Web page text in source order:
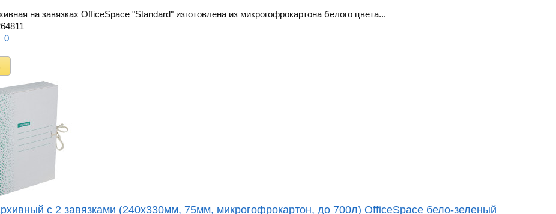
на завязках OfficeSpace "Standard" изготовлена из микрогофрокартона белого цвета...
0
с 2 завязками (240х330мм, 75мм, микрогофрокартон, до 700л) OfficeSpace бело-зеленый